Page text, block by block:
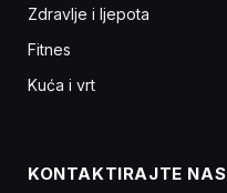
Zdravlje i ljepota
Fitnes
Kuća i vrt
KONTAKTIRAJTE NAS